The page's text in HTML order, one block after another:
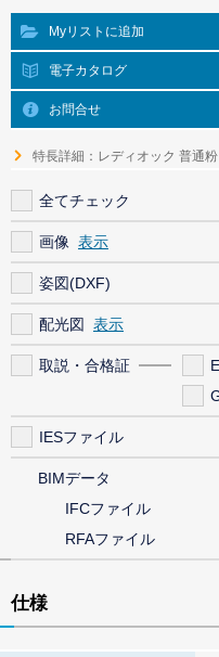
Myリストに追加
電子カタログ
お問合せ
特長詳細：レディオック 普通
全てチェック
画像
姿図(DXF)
配光図
取説・合格証
IESファイル
BIMデータ
IFCファイル
RFAファイル
仕様